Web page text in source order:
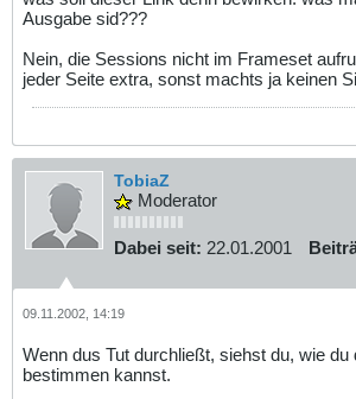
Ausgabe sid???
Nein, die Sessions nicht im Frameset
jeder Seite extra, sonst machts ja keinen
TobiaZ
Moderator
Dabei seit: 22.01.2001
09.11.2002, 14:19
Wenn dus Tut durchließt, siehst du, wie du
bestimmen kannst.